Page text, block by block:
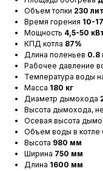
Объем топки 230
Время горения 10-
Мощность 4,5-50
КПД котла 87%
Длина поленьев 0.8
Рабочее давление
Температура воды
Масса 180 кг
Диаметр дымохода
Высота дымохода,
Осевая высота
Объем воды в котле
Высота 980 мм
Ширина 750 мм
Длина 1600 мм